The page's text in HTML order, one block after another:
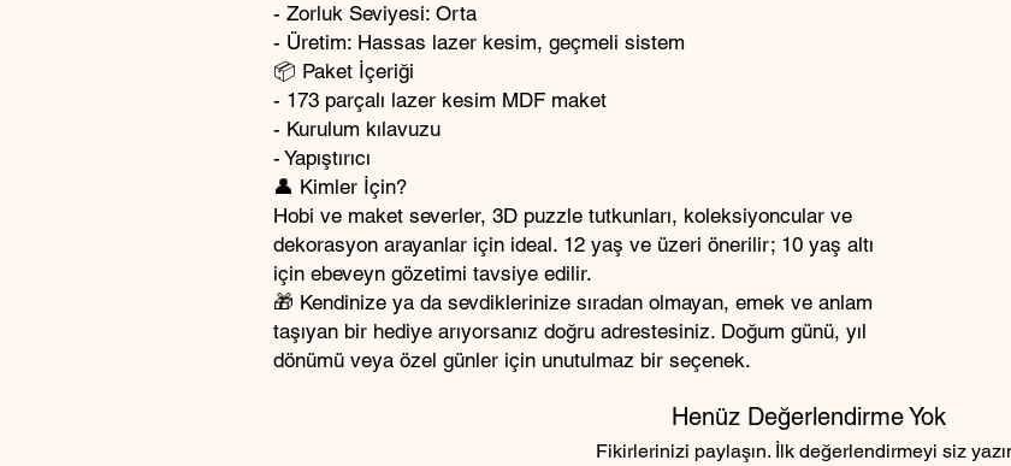
- Zorluk Seviyesi: Orta
- Üretim: Hassas lazer kesim, geçmeli sistem
📦 Paket İçeriği
- 173 parçalı lazer kesim MDF maket
- Kurulum kılavuzu
- Yapıştırıcı
👤 Kimler İçin?
Hobi ve maket severler, 3D puzzle tutkunları, koleksiyoncular ve
dekorasyon arayanlar için ideal. 12 yaş ve üzeri önerilir; 10 yaş altı
için ebeveyn gözetimi tavsiye edilir.
🎁 Kendinize ya da sevdiklerinize sıradan olmayan, emek ve anlam
taşıyan bir hediye arıyorsanız doğru adrestesiniz. Doğum günü, yıl
dönümü veya özel günler için unutulmaz bir seçenek.
Henüz Değerlendirme Yok
Fikirlerinizi paylaşın. İlk değerlendirmeyi siz